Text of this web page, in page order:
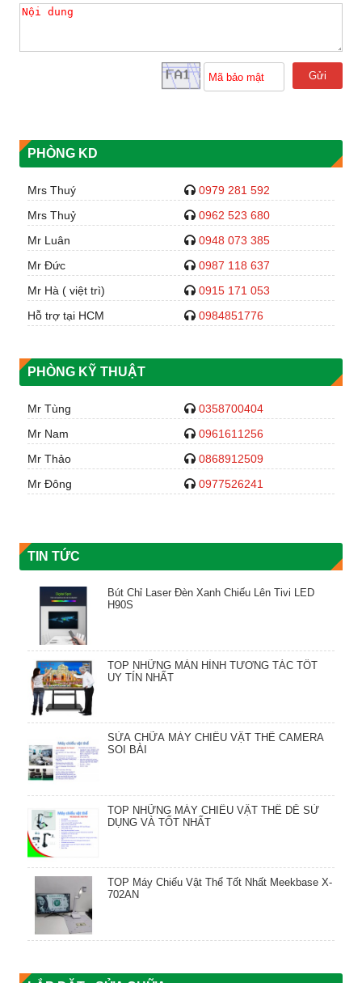
Gửi
PHÒNG KD
Mrs Thuý
0979 281 592
Mrs Thuỷ
0962 523 680
Mr Luân
0948 073 385
Mr Đức
0987 118 637
Mr Hà ( việt trì)
0915 171 053
Hỗ trợ tại HCM
0984851776
PHÒNG KỸ THUẬT
Mr Tùng
0358700404
Mr Nam
0961611256
Mr Thảo
0868912509
Mr Đông
0977526241
TIN TỨC
Bút Chỉ Laser Đèn Xanh Chiếu Lên Tivi LED
H90S
TOP NHỮNG MÀN HÌNH TƯƠNG TÁC TỐT
UY TÍN NHẤT
SỬA CHỮA MÁY CHIẾU VẬT THỂ CAMERA
SOI BÀI
TOP NHỮNG MÁY CHIẾU VẬT THỂ DỄ SỬ
DỤNG VÀ TỐT NHẤT
TOP Máy Chiếu Vật Thể Tốt Nhất Meekbase X-
702AN